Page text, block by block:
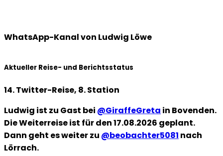
WhatsApp-Kanal von Ludwig Löwe
Aktueller Reise- und Berichtsstatus
14. Twitter-Reise, 8. Station
Ludwig ist zu Gast bei @GiraffeGreta in Bovenden.
Die Weiterreise ist für den 17.08.2026 geplant.
Dann geht es weiter zu @beobachter5081 nach
Lörrach.